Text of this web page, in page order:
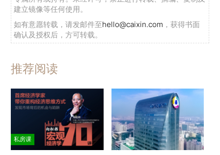
建立镜像等任何使用。
如有意愿转载，请发邮件至hello@caixin.com ，获得书面
确认及授权后，方可转载。
推荐阅读
私房课